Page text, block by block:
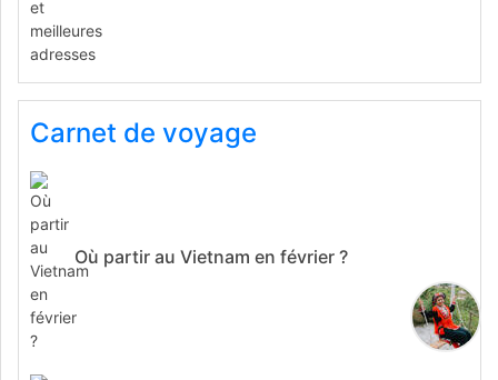
Carnet de voyage
Où partir au Vietnam en février ?